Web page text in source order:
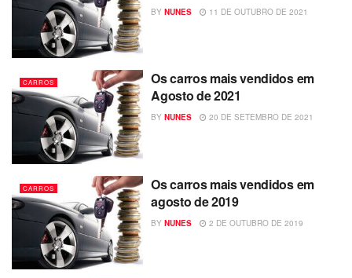
BY NUNES 11 DE OUTUBRO DE 2021
CARROS
Os carros mais vendidos em
Agosto de 2021
BY NUNES 20 DE SETEMBRO DE 2021
CARROS
Os carros mais vendidos em
agosto de 2019
BY NUNES 2 DE OUTUBRO DE 2019